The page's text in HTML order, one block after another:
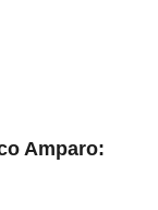
Amparo: